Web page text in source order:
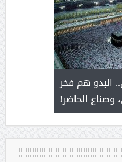
سلمان
البدو هم فخر
وصناع الحاضر!